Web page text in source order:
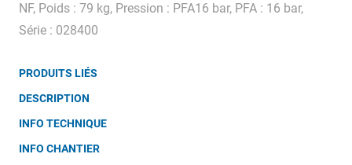
NF, Poids : 79 kg, Pression : PFA16 bar, PFA : 16 bar,
Série : 028400
PRODUITS LIÉS
DESCRIPTION
INFO TECHNIQUE
INFO CHANTIER